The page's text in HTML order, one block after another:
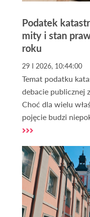
Podatek
mity i stan
roku
29 I 2026, 10:44:00
Temat podatku
debacie publicznej
Choć dla wielu
pojęcie budzi
chłodnym okiem
choć otoczenie
propozycje zmian
ewentualną